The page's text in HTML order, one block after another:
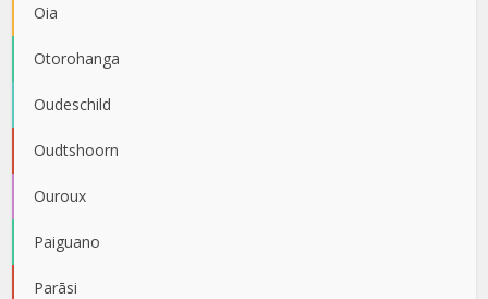
Oia
Otorohanga
Oudeschild
Oudtshoorn
Ouroux
Paiguano
Parāsi